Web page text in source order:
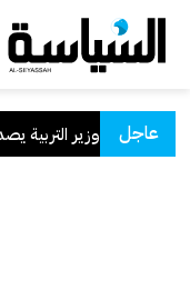
عاجلوزير التربية يصدر